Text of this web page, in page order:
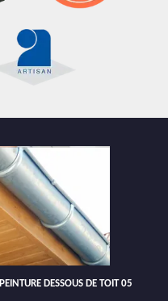
PEINTURE DESSOUS DE TOIT 05